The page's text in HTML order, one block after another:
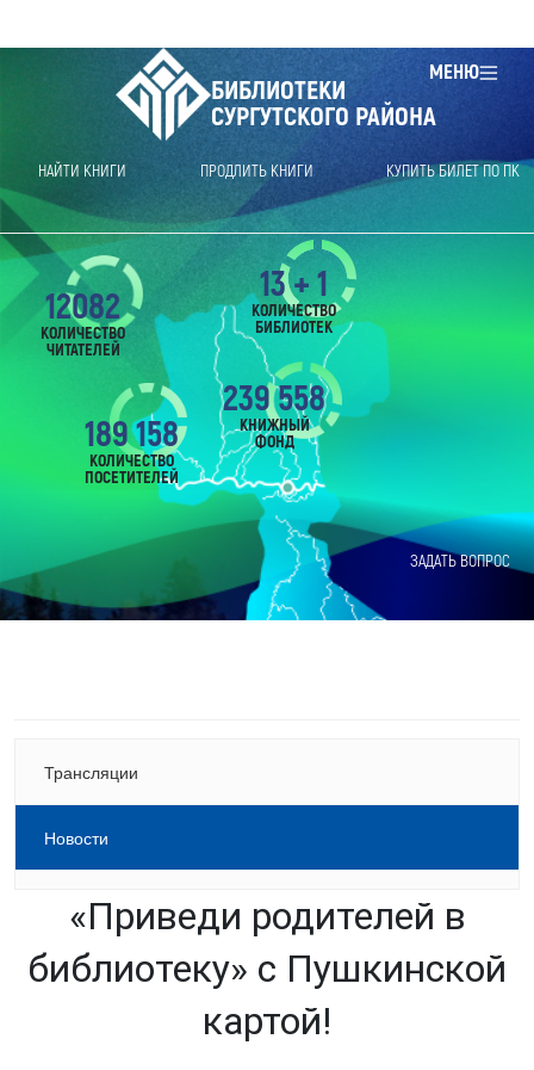
МЕНЮ
БИБЛИОТЕКИ
СУРГУТСКОГО РАЙОНА
НАЙТИ КНИГИ ПРОДЛИТЬ КНИГИ КУПИТЬ БИЛЕТ ПО ПК
ЗАДАТЬ ВОПРОС
12082
КОЛИЧЕСТВО
ЧИТАТЕЛЕЙ
189 158
КОЛИЧЕСТВО
ПОСЕТИТЕЛЕЙ
239 558
КНИЖНЫЙ
ФОНД
13 + 1
КОЛИЧЕСТВО
БИБЛИОТЕК
Трансляции
Новости
«Приведи родителей в
библиотеку» с Пушкинской
картой!